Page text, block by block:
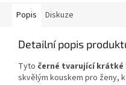
Popis Diskuze
Detailní popis
Tyto černé tvarující krátké
skvělým kouskem pro ženy,